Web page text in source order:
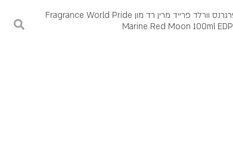
/ פרגרנס וורלד פרייד מרין רד מון Fragrance World Pride
Marine Red Moon 100ml EDP